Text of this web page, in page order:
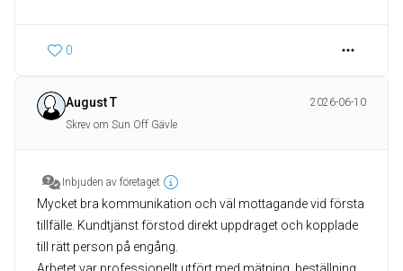
0
August T
2026-06-10
Skrev om Sun Off Gävle
Inbjuden av företaget
Mycket bra kommunikation och väl mottagande vid första
tillfälle. Kundtjänst förstod direkt uppdraget och kopplade
till rätt person på engång.